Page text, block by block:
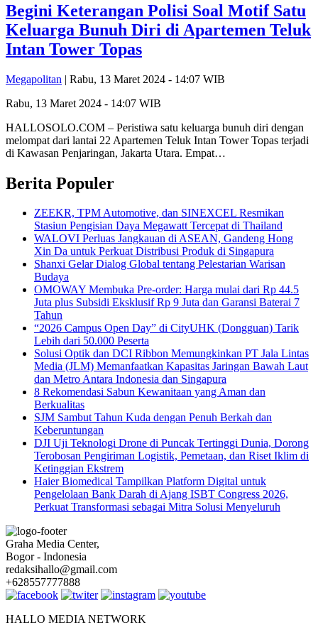
Begini Keterangan Polisi Soal Motif Satu
Keluarga Bunuh Diri di Apartemen Teluk
Intan Tower Topas
Megapolitan | Rabu, 13 Maret 2024 - 14:07 WIB
Rabu, 13 Maret 2024 - 14:07 WIB
HALLOSOLO.COM – Peristiwa satu keluarga bunuh diri dengan
melompat dari lantai 22 Apartemen Teluk Intan Tower Topas terjadi
di Kawasan Penjaringan, Jakarta Utara. Empat…
Berita Populer
ZEEKR, TPM Automotive, dan SINEXCEL Resmikan
Stasiun Pengisian Daya Megawatt Tercepat di Thailand
WALOVI Perluas Jangkauan di ASEAN, Gandeng Hong
Xin Da untuk Perkuat Distribusi Produk di Singapura
Shanxi Gelar Dialog Global tentang Pelestarian Warisan
Budaya
OMOWAY Membuka Pre-order: Harga mulai dari Rp 44.5
Juta plus Subsidi Eksklusif Rp 9 Juta dan Garansi Baterai 7
Tahun
“2026 Campus Open Day” di CityUHK (Dongguan) Tarik
Lebih dari 50.000 Peserta
Solusi Optik dan DCI Ribbon Memungkinkan PT Jala Lintas
Media (JLM) Memanfaatkan Kapasitas Jaringan Bawah Laut
dan Metro Antara Indonesia dan Singapura
8 Rekomendasi Sabun Kewanitaan yang Aman dan
Berkualitas
SJM Sambut Tahun Kuda dengan Penuh Berkah dan
Keberuntungan
DJI Uji Teknologi Drone di Puncak Tertinggi Dunia, Dorong
Terobosan Pengiriman Logistik, Pemetaan, dan Riset Iklim di
Ketinggian Ekstrem
Haier Biomedical Tampilkan Platform Digital untuk
Pengelolaan Bank Darah di Ajang ISBT Congress 2026,
Perkuat Transformasi sebagai Mitra Solusi Menyeluruh
Graha Media Center,
Bogor - Indonesia
redaksihallo@gmail.com
+628557777888
HALLO MEDIA NETWORK